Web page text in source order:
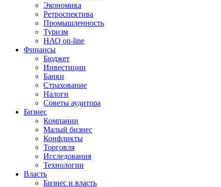
Экономика
Ретроспектива
Промышленность
Туризм
НАО on-line
Финансы
Бюджет
Инвестиции
Банки
Страхование
Налоги
Советы аудитора
Бизнес
Компании
Малый бизнес
Конфликты
Торговля
Исследования
Технологии
Власть
Бизнес и власть